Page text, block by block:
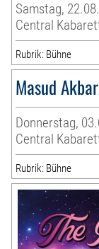
Samstag,
Central
Rubrik: Bühne
Masud
Donnerstag,
Central
Rubrik: Bühne